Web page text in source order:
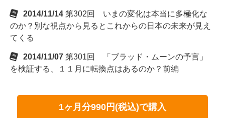
2014/11/14 第302回 いまの変化は本当に多極化な
のか？別な視点から見るとこれからの日本の未来が見え
てくる
2014/11/07 第301回 「ブラッド・ムーンの予言」
を検証する、１１月に転換点はあるのか？前編
1ヶ月分990円(税込)で購入